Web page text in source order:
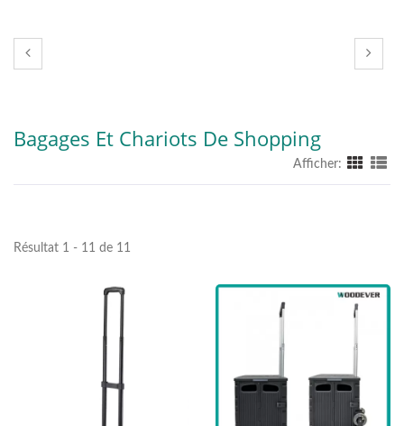
Bagages Et Chariots De Shopping
Afficher:
Résultat 1 - 11 de 11